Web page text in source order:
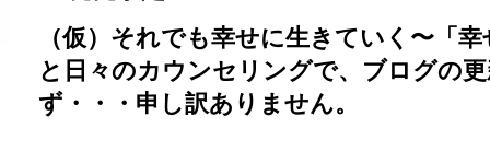
（仮）それでも幸せに生きていく〜「
と日々のカウンセリングで、ブログの
ず・・・申し訳ありません。